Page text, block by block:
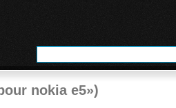
nokia e5»)